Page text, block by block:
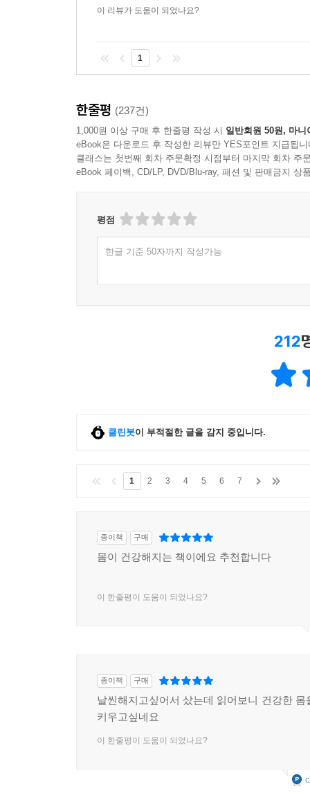
이 리뷰가 도움이 되었나요?
1
한줄평 (237건)
1,000원 이상 구매 후 한줄평 작성 시 일반회원 50원, 마니
eBook은 다운로드 후 작성한 리뷰만 YES포인트 지급됩니
클래스는 첫번째 회차 주문확정 시점부터 마지막 회차 주
eBook 페이백, CD/LP, DVD/Blu-ray, 패션 및 판매금지 상
평점
한글 기준 50자까지 작성가능
212
클린봇이 부적절한 글을 감지 중입니다.
1 2 3 4 5 6 7
종이책 구매
몸이 건강해지는 책이에요 추천합니다
이 한줄평이 도움이 되었나요?
종이책 구매
날씬해지고싶어서 샀는데 읽어보니 건강한 몸
키우고싶네요
이 한줄평이 도움이 되었나요?